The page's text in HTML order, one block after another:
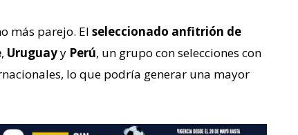
más parejo. El seleccionado anfitrión de
, Uruguayy Perú, un grupo con selecciones con
lo que podría generar una mayor